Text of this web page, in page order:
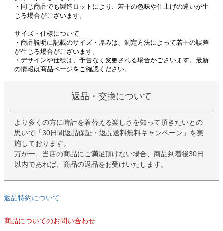
返品・交換について
より多くの方に時計を着替える楽しさを知って頂きたいとの
思いで「30日間返品保証・返品送料無料キャンペーン」を実
施しております。
万が一、当店の商品にご満足頂けない場合、商品到着後30日
以内であれば、商品の返品をお受けいたします。
返品特約について
商品についてのお問い合わせ